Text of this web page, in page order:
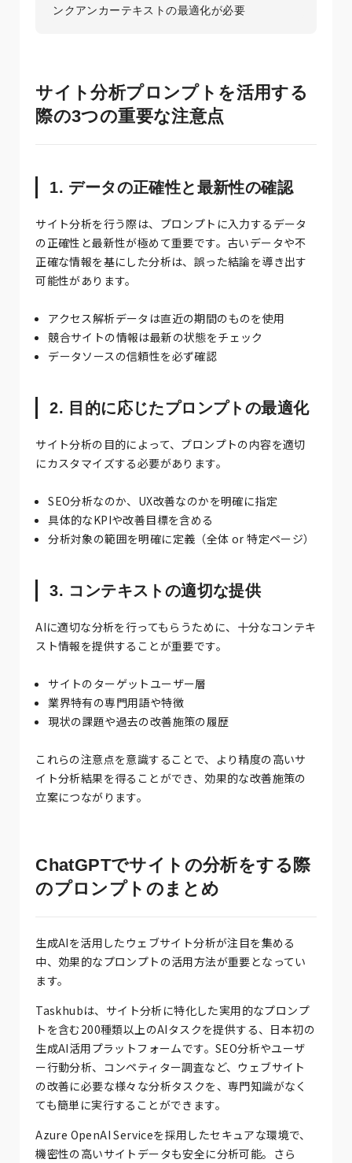
ンクアンカーテキストの最適化が必要
サイト分析プロンプトを活用する
際の3つの重要な注意点
1. データの正確性と最新性の確認
サイト分析を行う際は、プロンプトに入力するデータ
の正確性と最新性が極めて重要です。古いデータや不
正確な情報を基にした分析は、誤った結論を導き出す
可能性があります。
アクセス解析データは直近の期間のものを使用
競合サイトの情報は最新の状態をチェック
データソースの信頼性を必ず確認
2. 目的に応じたプロンプトの最適化
サイト分析の目的によって、プロンプトの内容を適切
にカスタマイズする必要があります。
SEO分析なのか、UX改善なのかを明確に指定
具体的なKPIや改善目標を含める
分析対象の範囲を明確に定義（全体 or 特定ページ）
3. コンテキストの適切な提供
AIに適切な分析を行ってもらうために、十分なコンテキ
スト情報を提供することが重要です。
サイトのターゲットユーザー層
業界特有の専門用語や特徴
現状の課題や過去の改善施策の履歴
これらの注意点を意識することで、より精度の高いサ
イト分析結果を得ることができ、効果的な改善施策の
立案につながります。
ChatGPTでサイトの分析をする際
のプロンプトのまとめ
生成AIを活用したウェブサイト分析が注目を集める
中、効果的なプロンプトの活用方法が重要となってい
ます。
Taskhubは、サイト分析に特化した実用的なプロンプ
トを含む200種類以上のAIタスクを提供する、日本初の
生成AI活用プラットフォームです。SEO分析やユーザ
ー行動分析、コンペティター調査など、ウェブサイト
の改善に必要な様々な分析タスクを、専門知識がなく
ても簡単に実行することができます。
Azure OpenAI Serviceを採用したセキュアな環境で、
機密性の高いサイトデータも安全に分析可能。さら